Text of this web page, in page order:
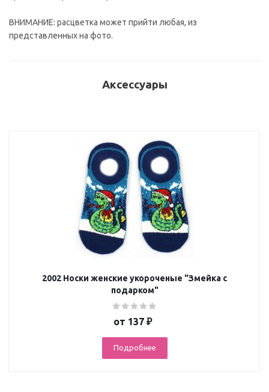
ВНИМАНИЕ: расцветка может прийти любая, из
представленных на фото.
Аксессуары
2002 Носки женские укороченые "Змейка с
подарком"
от 137 ₽
Подробнее